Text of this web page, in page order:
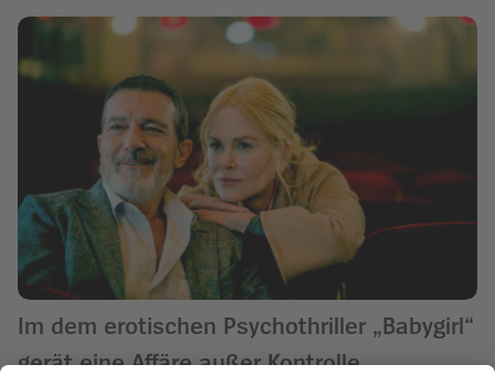
Im dem erotischen Psychothriller „Babygirl“
gerät eine Affäre außer Kontrolle